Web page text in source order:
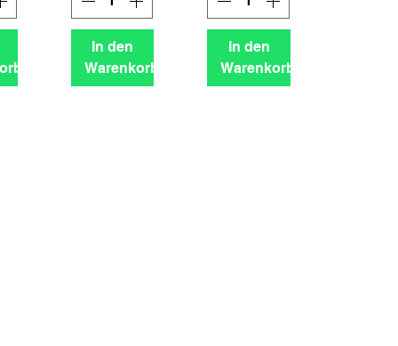
In den
Warenkorb
In den
Warenkorb